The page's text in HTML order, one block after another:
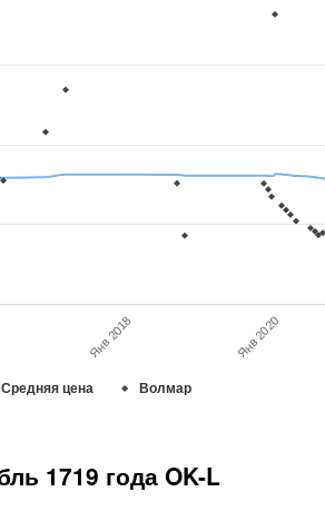
Средняя цена Волмар
Янв 2018 Янв 2020
1719 года OK-L